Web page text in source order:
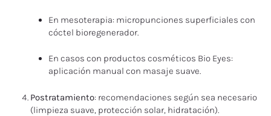
En mesoterapia: micropunciones superficiales con
cóctel bioregenerador.
En casos con productos cosméticos Bio Eyes:
aplicación manual con masaje suave.
Postratamiento: recomendaciones según sea necesario
(limpieza suave, protección solar, hidratación).